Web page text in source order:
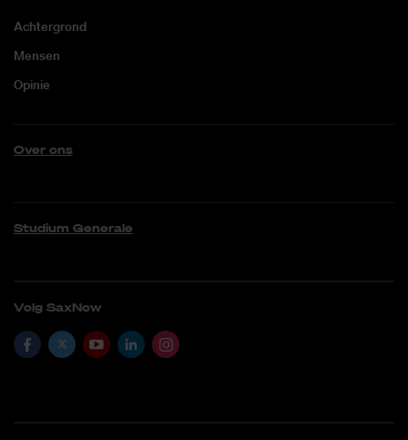
Achtergrond
Mensen
Opinie
Over ons
Studium Generale
Volg SaxNow